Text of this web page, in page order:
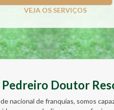
VEJA OS SERVIÇOS
Pedreiro Doutor
nacional de franquias, somos